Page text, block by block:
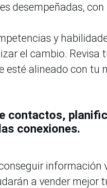
desempeñadas,
y
el cambio. Revisa
esté alineado con tu
contactos,
conexiones.
información
a vender mejor